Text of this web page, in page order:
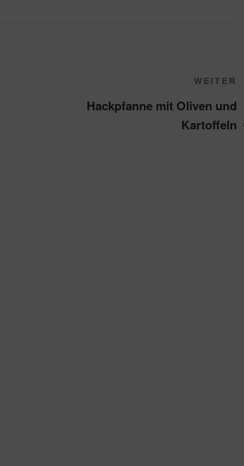
WEITER
Hackpfanne mit Oliven und
Kartoffeln